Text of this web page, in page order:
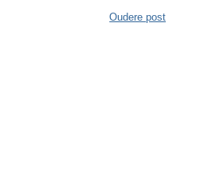
Oudere post